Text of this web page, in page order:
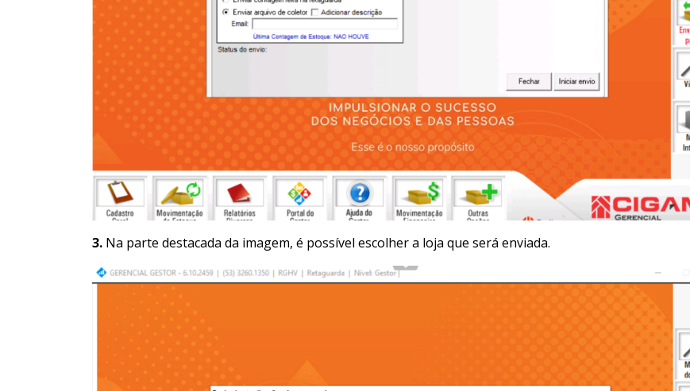
3. Na parte destacada da imagem, é possível escolher a loja que será enviada.